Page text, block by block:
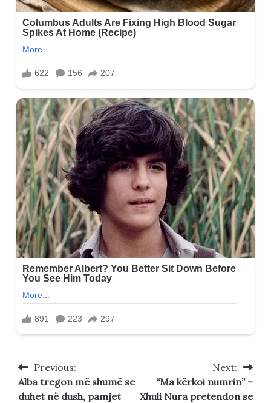
Post
navigation
Previous:
Alba tregon më shumë se
duhet në dush, pamjet
Next:
“Ma kërkoi numrin” –
Xhuli Nura pretendon se